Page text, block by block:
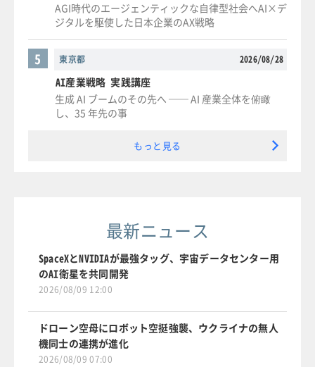
AGI時代のエージェンティックな自律型社会へAI×デ
ジタルを駆使した日本企業のAX戦略
東京都 2026/08/28
5
AI産業戦略 実践講座
生成 AI ブームのその先へ ── AI 産業全体を俯瞰
し、35 年先の事
もっと見る
最新ニュース
SpaceXとNVIDIAが最強タッグ、宇宙データセンター用
のAI衛星を共同開発
2026/08/09 12:00
ドローン空母にロボット空挺強襲、ウクライナの無人
機同士の連携が進化
2026/08/09 07:00